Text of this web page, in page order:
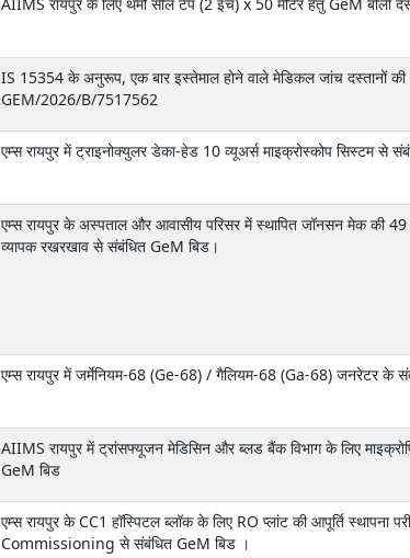
IS 15354 के अनुरूप, एक बार इस्तेमाल होने वाले मेडिकल जांच दस्तानों
GEM/2026/B/7517562
एम्स रायपुर में ट्राइनोक्युलर डेका-हेड 10 व्यूअर्स माइक्रोस्कोप सिस्टम से
एम्स रायपुर के अस्पताल और आवासीय परिसर में स्थापित जॉनसन मेक की
व्यापक रखरखाव से संबंधित GeM बिड।
एम्स रायपुर में जर्मेनियम-68 (Ge-68) / गैलियम-68 (Ga-68) जनरेटर के
AIIMS रायपुर में ट्रांसफ्यूजन मेडिसिन और ब्लड बैंक विभाग के लिए
GeM बिड
एम्स रायपुर के CC1 हॉस्पिटल ब्लॉक के लिए RO प्लांट की आपूर्ति स्थापना
Commissioning से संबंधित GeM बिड ।